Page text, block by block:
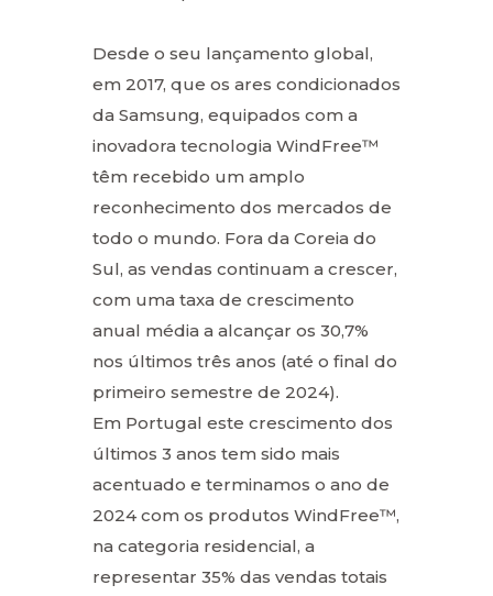
Desde o seu lançamento global,
em 2017, que os ares condicionados
da Samsung, equipados com a
inovadora tecnologia WindFree™
têm recebido um amplo
reconhecimento dos mercados de
todo o mundo. Fora da Coreia do
Sul, as vendas continuam a crescer,
com uma taxa de crescimento
anual média a alcançar os 30,7%
nos últimos três anos (até o final do
primeiro semestre de 2024).
Em Portugal este crescimento dos
últimos 3 anos tem sido mais
acentuado e terminamos o ano de
2024 com os produtos WindFree™,
na categoria residencial, a
representar 35% das vendas totais